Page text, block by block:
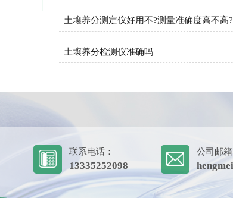
土壤养分测定仪好用不?测量准确度高不高?
土壤养分检测仪准确吗
联系电话：
13335252098
公司邮箱